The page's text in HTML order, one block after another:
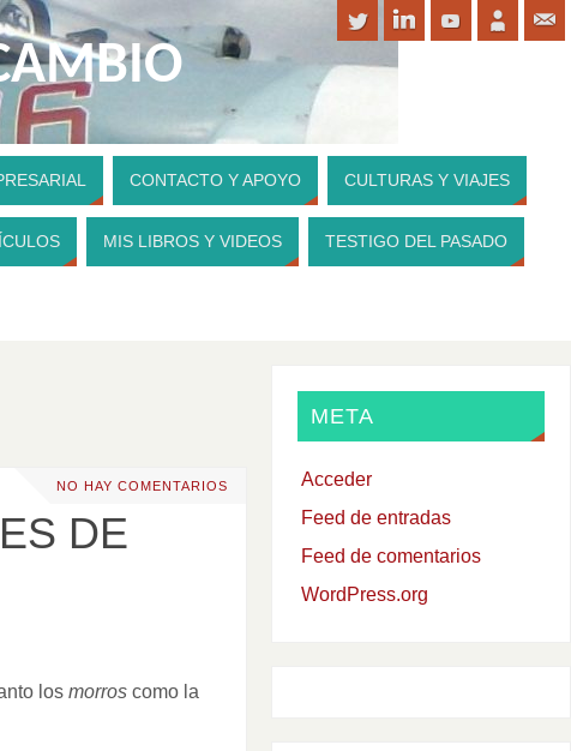
PARA CONTRIBUIR A MI WEBSITE
CONTACTO Y APOYO CULTURAS Y VIAJES
MIS LIBROS Y VIDEOS TESTIGO DEL PASADO
NO HAY COMENTARIOS
DE
los morros como la
META
Acceder
Feed de entradas
Feed de comentarios
WordPress.org